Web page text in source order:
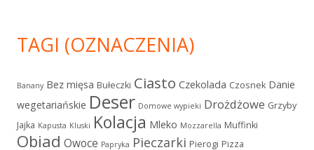
TAGI (OZNACZENIA)
Banany Bez mięsa Bułeczki Ciasto Czekolada Czosnek Danie
wegetariańskie Deser Domowe wypieki Drożdżowe Grzyby
Jajka Kapusta Kluski Kolacja Mleko Mozzarella Muffinki
Obiad Owoce Papryka Pieczarki Pierogi Pizza